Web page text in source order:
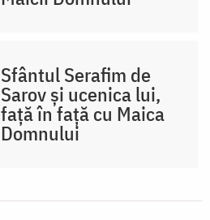
Sfântul Serafim de
Sarov și ucenica lui,
față în față cu Maica
Domnului